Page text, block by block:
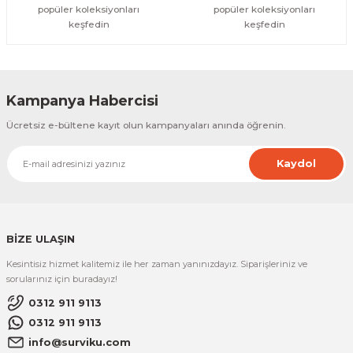
popüler koleksiyonları
keşfedin
popüler koleksiyonları
keşfedin
Kampanya Habercisi
Ücretsiz e-bültene kayıt olun kampanyaları anında öğrenin.
Kaydol
BİZE ULAŞIN
Kesintisiz hizmet kalitemiz ile her zaman yanınızdayız. Siparişleriniz ve
sorularınız için buradayız!
0312 911 9113
0312 911 9113
info@surviku.com